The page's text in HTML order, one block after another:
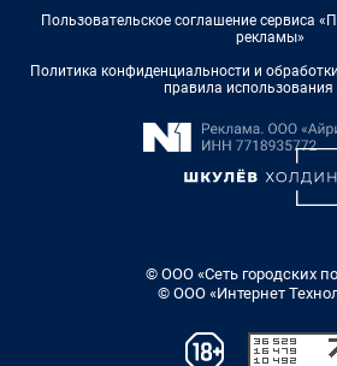
Пользовательское соглашение сервиса
рекламы»
Политика конфиденциальности и
правила использования
© ООО «Сеть городских
© ООО «Интернет